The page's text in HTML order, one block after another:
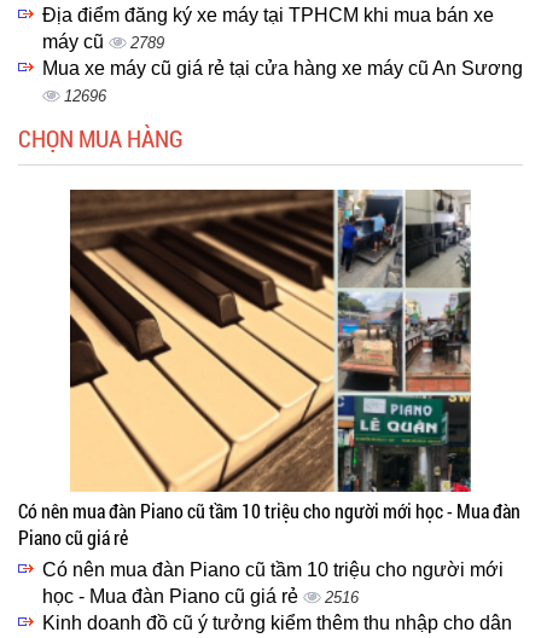
Địa điểm đăng ký xe máy tại TPHCM khi mua bán xe
máy cũ
2789
Mua xe máy cũ giá rẻ tại cửa hàng xe máy cũ An Sương
12696
CHỌN MUA HÀNG
Có nên mua đàn Piano cũ tầm 10 triệu cho người mới học - Mua đàn
Piano cũ giá rẻ
Có nên mua đàn Piano cũ tầm 10 triệu cho người mới
học - Mua đàn Piano cũ giá rẻ
2516
Kinh doanh đồ cũ ý tưởng kiểm thêm thu nhập cho dân